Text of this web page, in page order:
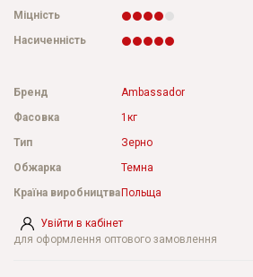
Міцність
Насиченність
Увійти в кабінет
для оформлення оптового замовлення
Бренд
Ambassador
Фасовка
1кг
Тип
Зерно
Обжарка
Темна
Країна виробництва Польща